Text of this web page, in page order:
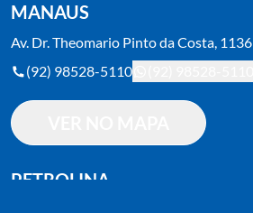
MANAUS
Av. Dr. Theomario Pinto da Costa, 1136
(92) 98528-5110
PETROLINA